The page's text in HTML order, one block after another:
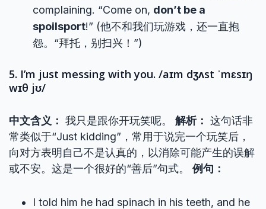
complaining. “Come on, don’t be a
spoilsport!” (他不和我们玩游戏，还一直抱
怨。“拜托，别扫兴！”)
5. I’m just messing with you. /aɪm dʒʌst ˈmɛsɪŋ
wɪθ jʊ/
中文含义： 我只是跟你开玩笑呢。 解析： 这句话非
常类似于“Just kidding”，常用于说完一个玩笑后，
向对方表明自己不是认真的，以消除可能产生的误解
或不安。这是一个很好的“善后”句式。 例句：
I told him he had spinach in his teeth, and he